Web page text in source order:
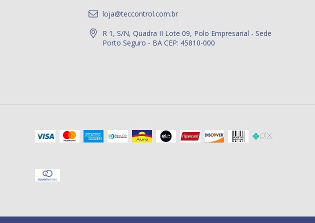
loja@teccontrol.com.br
R 1, S/N, Quadra II Lote 09, Polo Empresarial - Sede
Porto Seguro - BA CEP: 45810-000